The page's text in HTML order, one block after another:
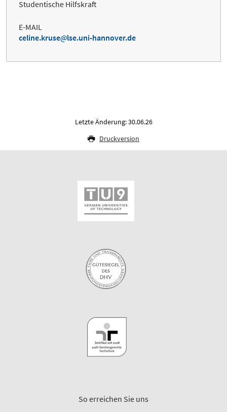
Studentische Hilfskraft
E-MAIL
celine.kruse
lse.uni-hannover.de
Letzte Änderung: 30.06.26
Druckversion
So erreichen Sie uns